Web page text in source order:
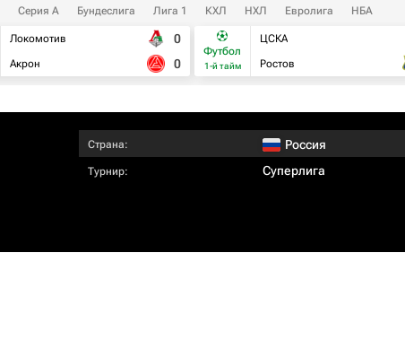
Серия А Бундеслига Лига 1 КХЛ НХЛ Евролига НБА
Локомотив
Акрон
0
0
Футбол
1-й тайм
ЦСКА
Ростов
Страна: Россия
Турнир: Суперлига